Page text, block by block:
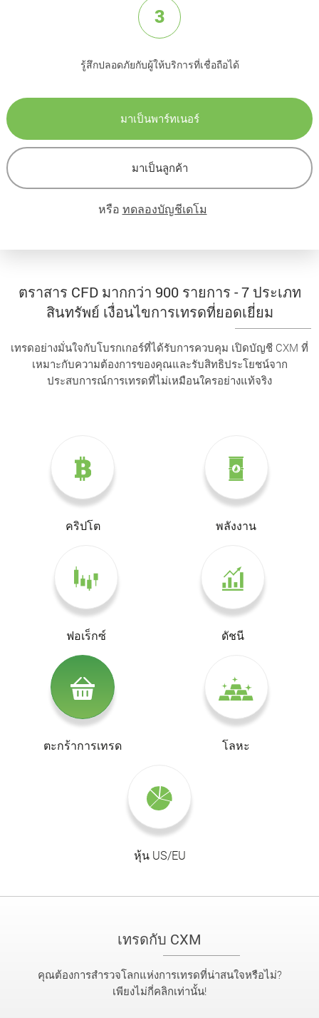
3
รู้สึกปลอดภัยกับผู้ให้บริการที่เชื่อถือได้
มาเป็นพาร์ทเนอร์
มาเป็นลูกค้า
หรือ ทดลองบัญชีเดโม
ตราสาร CFD มากกว่า 900 รายการ - 7 ประเภท
สินทรัพย์ เงื่อนไขการเทรดที่ยอดเยี่ยม
เทรดอย่างมั่นใจกับโบรกเกอร์ที่ได้รับการควบคุม เปิดบัญชี CXM ที่
เหมาะกับความต้องการของคุณและรับสิทธิประโยชน์จาก
ประสบการณ์การเทรดที่ไม่เหมือนใครอย่างแท้จริง
คริปโต พลังงาน
ฟอเร็กซ์ ดัชนี
ตะกร้าการเทรด โลหะ
หุ้น US/EU
เทรดกับ CXM
คุณต้องการสำรวจโลกแห่งการเทรดที่น่าสนใจหรือไม่?
เพียงไม่กี่คลิกเท่านั้น!